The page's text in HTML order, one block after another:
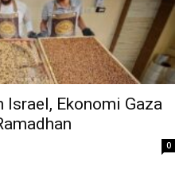
Ekonomi Gaza
0